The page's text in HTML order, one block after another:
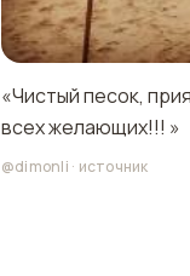
«Чистый песок,
всех желающих!!! »
@dimonli · источник